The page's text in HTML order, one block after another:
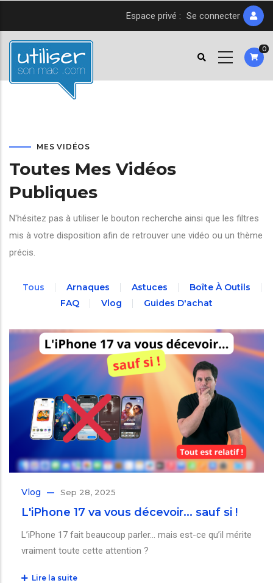
contenu
principal
Espace privé : Se connecter
0
MES VIDÉOS
Toutes Mes Vidéos
Publiques
N'hésitez pas à utiliser le bouton recherche ainsi que les filtres
mis à votre disposition afin de retrouver une vidéo ou un thème
précis.
Tous Arnaques Astuces
Boîte À Outils
FAQ
Vlog Guides D'achat
Vlog Sep 28, 2025
L'iPhone 17 va vous décevoir... sauf si !
L’iPhone 17 fait beaucoup parler… mais est-ce qu’il mérite
vraiment toute cette attention ?
Lire la suite